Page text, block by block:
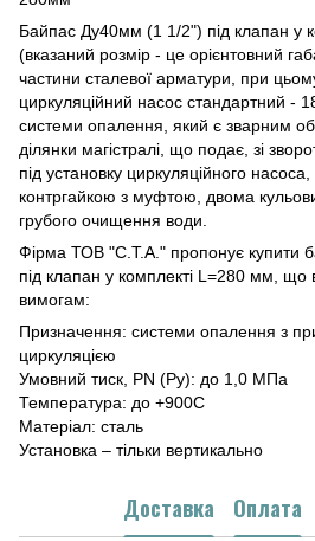
Байпас Ду40мм (1 1/2") під клапан у
(вказаний розмір - це орієнтовний
частини сталевої арматури, при
циркуляційний насос стандартний -
системи опалення, який є зварним
ділянки магістралі, що подає, зі
під установку циркуляційного насоса,
контргайкою з муфтою, двома
грубого очищення води.
Фірма ТОВ "С.Т.А." пропонує купити
під клапан у комплекті L=280 мм, що
вимогам:
Призначення: системи опалення з
циркуляцією
Умовний тиск, PN (Ру): до 1,0 МПа
Температура: до +900С
Матеріал: сталь
Установка – тільки вертикально
Доставка Оплата